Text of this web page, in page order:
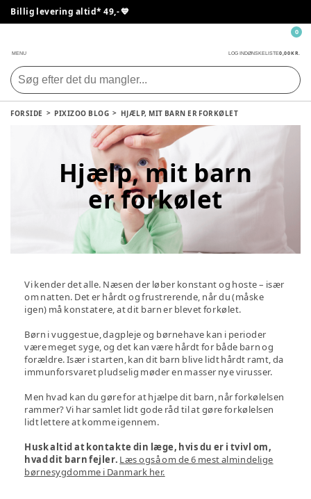
Billig levering altid* 49,- 💙
MENU LOG INDØNSKELISTE0,00 KR.
0
FORSIDE PIXIZOO BLOG HJÆLP, MIT BARN ER FORKØLET
Hjælp, mit barn
er forkølet
Vi kender det alle. Næsen der løber konstant og hoste – især
om natten. Det er hårdt og frustrerende, når du (måske
igen) må konstatere, at dit barn er blevet forkølet.
Børn i vuggestue, dagpleje og børnehave kan i perioder
være meget syge, og det kan være hårdt for både barn og
forældre. Især i starten, kan dit barn blive lidt hårdt ramt, da
immunforsvaret pludselig møder en masser nye virusser.
Men hvad kan du gøre for at hjælpe dit barn, når forkølelsen
rammer? Vi har samlet lidt gode råd til at gøre forkølelsen
lidt lettere at komme igennem.
Husk altid at kontakte din læge, hvis du er i tvivl om,
hvad dit barn fejler. Læs også om de 6 mest almindelige
børnesygdomme i Danmark her.